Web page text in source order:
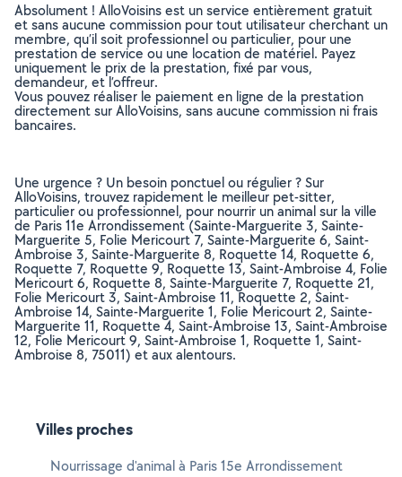
Absolument ! AlloVoisins est un service entièrement gratuit
et sans aucune commission pour tout utilisateur cherchant un
membre, qu’il soit professionnel ou particulier, pour une
prestation de service ou une location de matériel. Payez
uniquement le prix de la prestation, fixé par vous,
demandeur, et l’offreur.
Vous pouvez réaliser le paiement en ligne de la prestation
directement sur AlloVoisins, sans aucune commission ni frais
bancaires.
Une urgence ? Un besoin ponctuel ou régulier ? Sur
AlloVoisins, trouvez rapidement le meilleur pet-sitter,
particulier ou professionnel, pour nourrir un animal sur la ville
de Paris 11e Arrondissement (Sainte-Marguerite 3, Sainte-
Marguerite 5, Folie Mericourt 7, Sainte-Marguerite 6, Saint-
Ambroise 3, Sainte-Marguerite 8, Roquette 14, Roquette 6,
Roquette 7, Roquette 9, Roquette 13, Saint-Ambroise 4, Folie
Mericourt 6, Roquette 8, Sainte-Marguerite 7, Roquette 21,
Folie Mericourt 3, Saint-Ambroise 11, Roquette 2, Saint-
Ambroise 14, Sainte-Marguerite 1, Folie Mericourt 2, Sainte-
Marguerite 11, Roquette 4, Saint-Ambroise 13, Saint-Ambroise
12, Folie Mericourt 9, Saint-Ambroise 1, Roquette 1, Saint-
Ambroise 8, 75011) et aux alentours.
Villes proches
Nourrissage d'animal à Paris 15e Arrondissement